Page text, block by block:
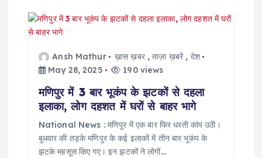
Ansh Mathur ख़ास ख़बर,ताज़ा ख़बरें , देश
May 28, 2025
190 views
मणिपुर में 3 बार भूकंप के झटकों से दहला
इलाका, लोग दहशत में घरों से बाहर भागे
National News : मणिपुर में एक बार फिर धरती कांप उठी।
बुधवार की तड़के मणिपुर के कई इलाकों में तीन बार भूकंप के
झटके महसूस किए गए। इन झटकों ने लोगों…